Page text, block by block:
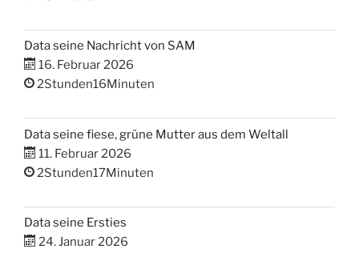
Data seine Nachricht von SAM
16. Februar 2026
2Stunden16Minuten
Data seine fiese, grüne Mutter aus dem Weltall
11. Februar 2026
2Stunden17Minuten
Data seine Ersties
24. Januar 2026